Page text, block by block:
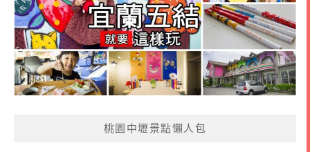
桃園中壢景點懶人包